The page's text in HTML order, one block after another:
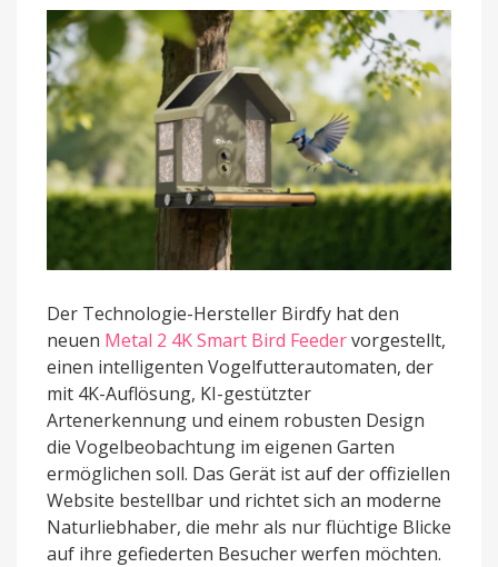
auf
stabiles
Metall-
Design
Der Technologie-Hersteller Birdfy hat den
neuen Metal 2 4K Smart Bird Feedervorgestellt,
einen intelligenten Vogelfutterautomaten, der
mit 4K-Auflösung, KI-gestützter
Artenerkennung und einem robusten Design
die Vogelbeobachtung im eigenen Garten
ermöglichen soll. Das Gerät ist auf der offiziellen
Website bestellbar und richtet sich an moderne
Naturliebhaber, die mehr als nur flüchtige Blicke
auf ihre gefiederten Besucher werfen möchten.